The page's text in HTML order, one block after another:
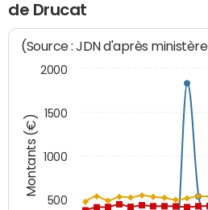
de Drucat
Montants (€)
(Source : JDN d'après
500
1000
1500
2000